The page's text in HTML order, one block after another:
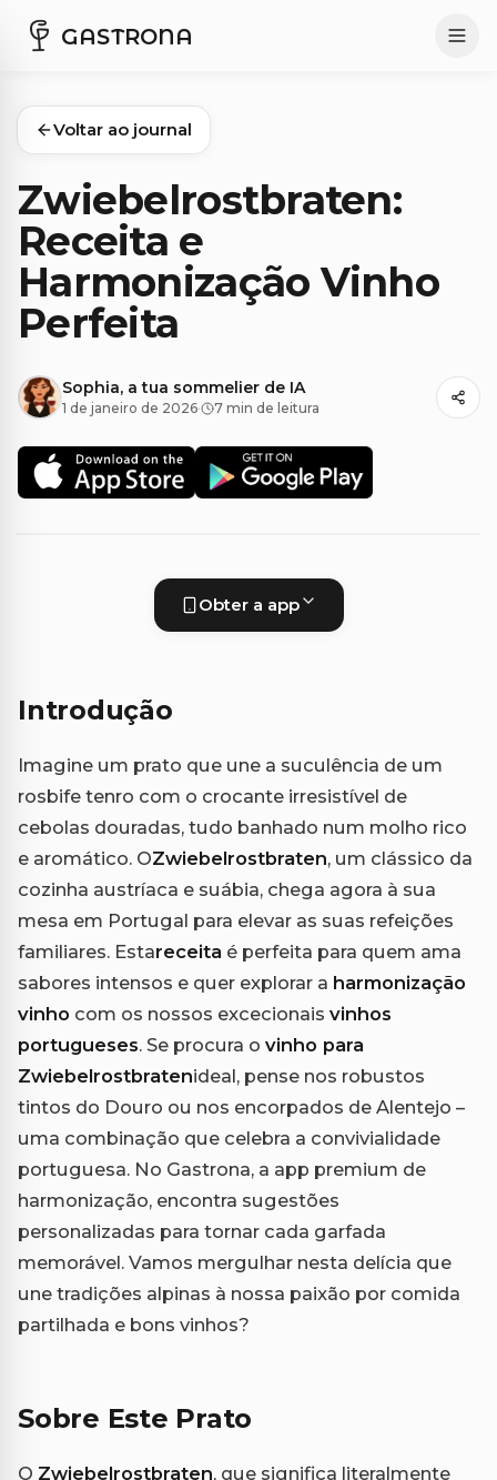
GASTRONA
Voltar ao journal
Zwiebelrostbraten:
Receita e
Harmonização Vinho
Perfeita
Sophia, a tua sommelier de IA
1 de janeiro de 2026· 7 min de leitura
Obter a app
Introdução
Imagine um prato que une a suculência de um
rosbife tenro com o crocante irresistível de
cebolas douradas, tudo banhado num molho rico
e aromático. OZwiebelrostbraten, um clássico da
cozinha austríaca e suábia, chega agora à sua
mesa em Portugal para elevar as suas refeições
familiares. Estareceita é perfeita para quem ama
sabores intensos e quer explorar a harmonização
vinho com os nossos excecionais vinhos
portugueses. Se procura o vinho para
Zwiebelrostbratenideal, pense nos robustos
tintos do Douro ou nos encorpados de Alentejo –
uma combinação que celebra a convivialidade
portuguesa. No Gastrona, a app premium de
harmonização, encontra sugestões
personalizadas para tornar cada garfada
memorável. Vamos mergulhar nesta delícia que
une tradições alpinas à nossa paixão por comida
partilhada e bons vinhos?
Sobre Este Prato
O Zwiebelrostbraten, que significa literalmente